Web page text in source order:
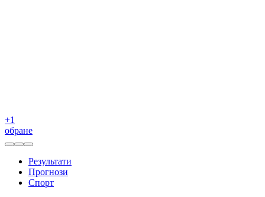
+1
обране
Результати
Прогнози
Спорт